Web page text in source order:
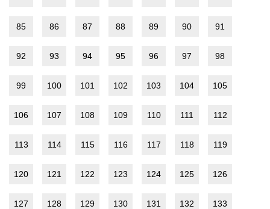
85 86 87 88 89 90 91
92 93 94 95 96 97 98
99 100 101 102 103 104 105
106 107 108 109 110 111 112
113 114 115 116 117 118 119
120 121 122 123 124 125 126
127 128 129 130 131 132 133